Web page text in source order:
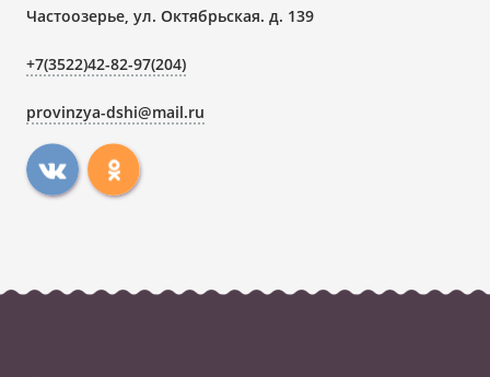
Частоозерье, ул. Октябрьская. д. 139
+7(3522)42-82-97(204)
provinzya-dshi@mail.ru